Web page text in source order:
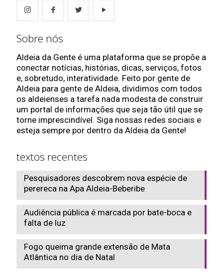
Sobre nós
Aldeia da Gente é uma plataforma que se propõe a
conectar notícias, histórias, dicas, serviços, fotos
e, sobretudo, interatividade. Feito por gente de
Aldeia para gente de Aldeia, dividimos com todos
os aldeienses a tarefa nada modesta de construir
um portal de informações que seja tão útil que se
torne imprescindível. Siga nossas redes sociais e
esteja sempre por dentro da Aldeia da Gente!
textos recentes
Pesquisadores descobrem nova espécie de
perereca na Apa Aldeia-Beberibe
Audiência pública é marcada por bate-boca e
falta de luz
Fogo queima grande extensão de Mata
Atlântica no dia de Natal